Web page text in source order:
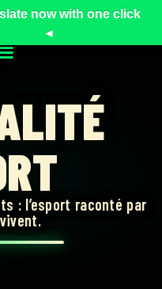
: l’esport raconté par
now with one click
◄